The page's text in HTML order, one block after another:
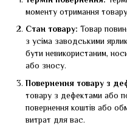
моменту отримання
Стан товару: Товар
з усіма заводськими
бути невикористаним,
або зносу.
Повернення товару з
товару з дефектами або
повернення коштів або
витрат для вас.